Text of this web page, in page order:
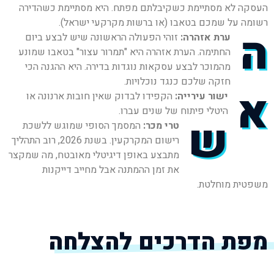
העסקה לא מסתיימת כשקיבלתם מפתח. היא מסתיימת כשהדירה
רשומה על שמכם בטאבו (או ברשות מקרקעי ישראל).
ה ערת אזהרה: זוהי הפעולה הראשונה שיש לבצע ביום
החתימה. הערת אזהרה היא "תמרור עצור" בטאבו שמונע
מהמוכר לבצע עסקאות נוגדות בדירה. היא ההגנה הכי
חזקה שלכם כנגד נוכלויות.
א ישור עירייה: הקפידו לבדוק שאין חובות ארנונה או
היטלי פיתוח של שנים עברו.
ש טרי מכר: המסמך הסופי שמוגש ללשכת
רישום המקרקעין. בשנת 2026, רוב התהליך
מתבצע באופן דיגיטלי מאובטח, מה שמקצר
את זמן ההמתנה אבל מחייב דייקנות
משפטית מוחלטת.
מפת הדרכים להצלחה